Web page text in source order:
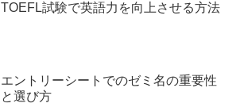
TOEFL試験で英語力を向上させる方法
エントリーシートでのゼミ名の重要性
と選び方